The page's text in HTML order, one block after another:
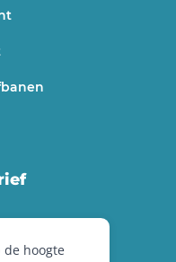
de hoogte